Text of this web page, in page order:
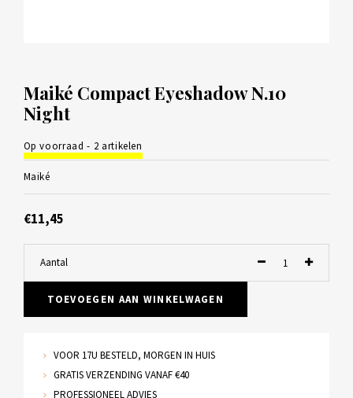
Maiké Compact Eyeshadow N.10
Night
Op voorraad - 2 artikelen
Maiké
€11,45
Aantal
TOEVOEGEN AAN WINKELWAGEN
VOOR 17U BESTELD, MORGEN IN HUIS
GRATIS VERZENDING VANAF €40
PROFESSIONEEL ADVIES